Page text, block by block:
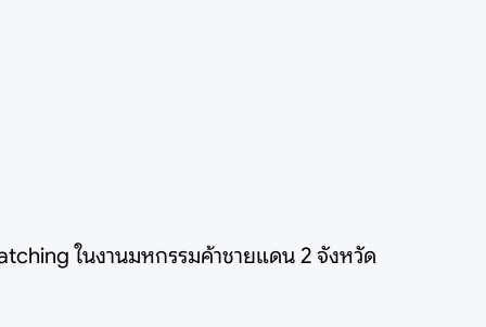
ในงานมหกรรมค้าชายแดน 2 จังหวัด